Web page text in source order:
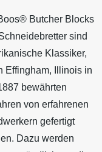
Butcher Blocks
sind
Klassiker,
Effingham, Illinois in
bewährten
von erfahrenen
gefertigt
Dazu werden